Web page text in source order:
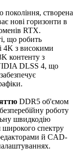
покоління, створена
нові горизонти в
RTX.
що робить
4K з високими
контенту з
DLSS 4, що
DDR5 об'ємом
роботу
швидкодію
широкого спектру
й CAD-